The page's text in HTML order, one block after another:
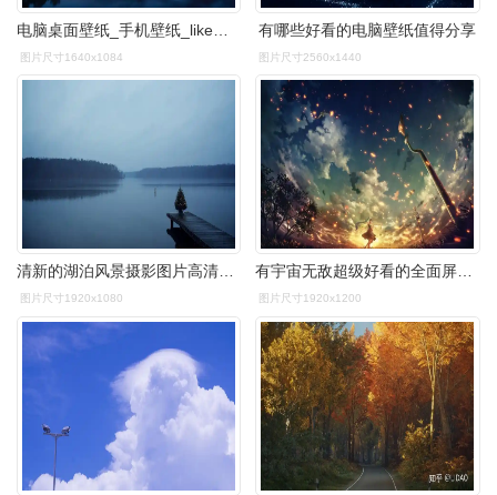
图片尺寸1640x1084
有哪些好看的电脑壁纸值得分享
图片尺寸2560x1440
清新的湖泊风景摄影图片高清宽屏桌面壁纸
图片尺寸1920x1080
有宇宙无敌超级好看的全面屏壁纸嘛!(喜欢天空日系类的)? - 知乎
图片尺寸1920x1200